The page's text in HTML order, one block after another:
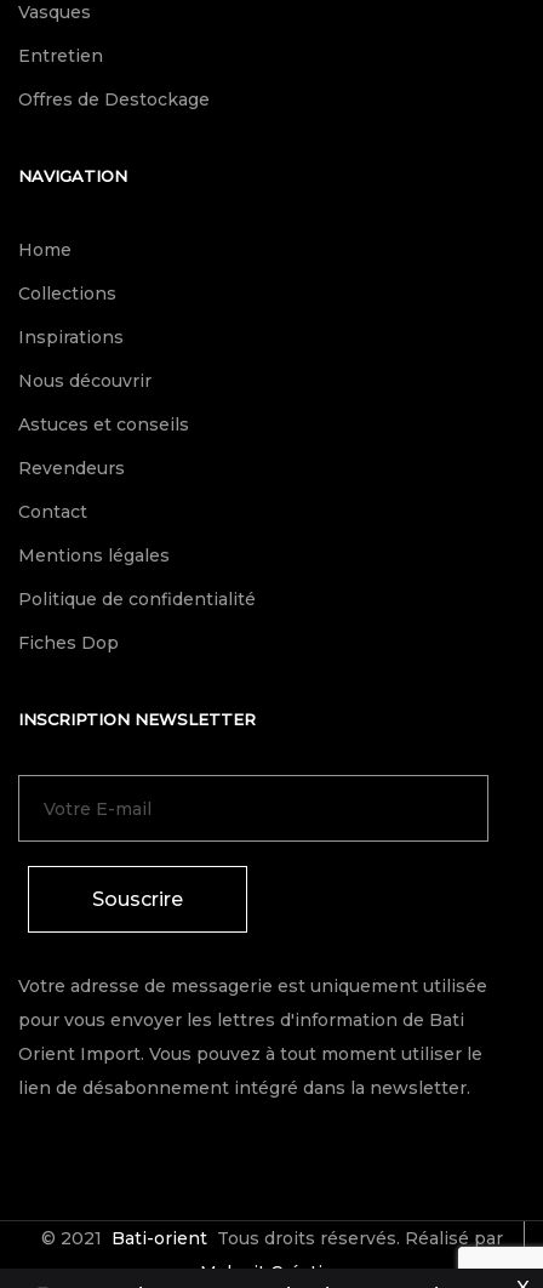
Vasques
Entretien
Offres de Destockage
NAVIGATION
Home
Collections
Inspirations
Nous découvrir
Astuces et conseils
Revendeurs
Contact
Mentions légales
Politique de confidentialité
Fiches Dop
INSCRIPTION NEWSLETTER
Souscrire
Votre adresse de messagerie est uniquement utilisée
pour vous envoyer les lettres d'information de Bati
Orient Import. Vous pouvez à tout moment utiliser le
lien de désabonnement intégré dans la newsletter.
© 2021 Bati-orient Tous droits réservés. Réalisé par
Make it Créative